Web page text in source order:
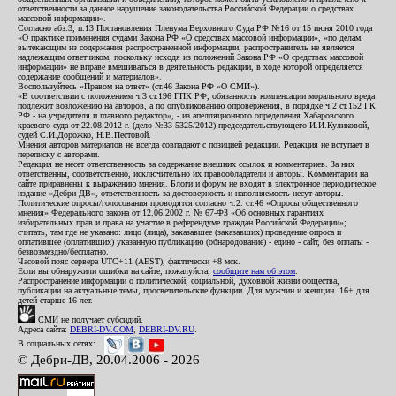
ответственности за данное нарушение законодательства Российской Федерации о средствах
массовой информации».
Согласно абз.3, п.13 Постановления Пленума Верховного Суда РФ №16 от 15 июня 2010 года
«О практике применения судами Закона РФ «О средствах массовой информации», «по делам,
вытекающим из содержания распространенной информации, распространитель не является
надлежащим ответчиком, поскольку исходя из положений Закона РФ «О средствах массовой
информации» не вправе вмешиваться в деятельность редакции, в ходе которой определяется
содержание сообщений и материалов».
Воспользуйтесь «Правом на ответ» (ст.46 Закона РФ «О СМИ»).
«В соответствии с положением ч.3 ст.196 ГПК РФ, обязанность компенсации морального вреда
подлежит возложению на авторов, а по опубликованию опровержения, в порядке ч.2 ст.152 ГК
РФ - на учредителя и главного редактор», - из апелляционного определения Хабаровского
краевого суда от 22.08.2012 г. (дело №33-5325/2012) председательствующего И.И.Куликовой,
судей С.И.Дорожко, Н.В.Пестовой.
Мнения авторов материалов не всегда совпадают с позицией редакции. Редакция не вступает в
переписку с авторами.
Редакция не несет ответственность за содержание внешних ссылок и комментариев. За них
ответственны, соответственно, исключительно их правообладатели и авторы. Комментарии на
сайте приравнены к выражению мнения. Блоги и форум не входят в электронное периодическое
издание «Дебри-ДВ», ответственность за достоверность и наполняемость несут авторы.
Политические опросы/голосования проводятся согласно ч.2. ст.46 «Опросы общественного
мнения» Федерального закона от 12.06.2002 г. № 67-ФЗ «Об основных гарантиях
избирательных прав и права на участие в референдуме граждан Российской Федерации»;
считать, там где не указано: лицо (лица), заказавшее (заказавших) проведение опроса и
оплатившее (оплативших) указанную публикацию (обнародование) - едино - сайт, без оплаты -
безвозмездно/бесплатно.
Часовой пояс сервера UTC+11 (AEST), фактически +8 мск.
Если вы обнаружили ошибки на сайте, пожалуйста, сообщите нам об этом
Распространение информации о политической, социальной, духовной жизни общества,
публикации на актуальные темы, просветительские функции. Для мужчин и женщин. 16+ для
детей старше 16 лет.
СМИ не получает субсидий.
Адреса сайта: DEBRI-DV.COM DEBRI-DV.RU
В социальных сетях:
© Дебри-ДВ, 20.04.2006 - 2026